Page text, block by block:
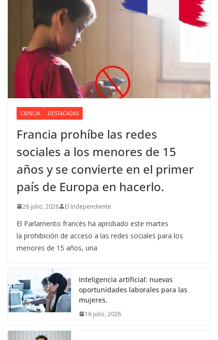
CIENCIA DESTACADAS
Francia prohíbe las redes
sociales a los menores de 15
años y se convierte en el primer
país de Europa en hacerlo.
26 julio, 2026 El Independiente
El Parlamento francés ha aprobado este martes
la prohibición de acceso a las redes sociales para los
menores de 15 años, una
Inteligencia artificial: nuevas
oportunidades laborales para las
mujeres.
16 julio, 2026